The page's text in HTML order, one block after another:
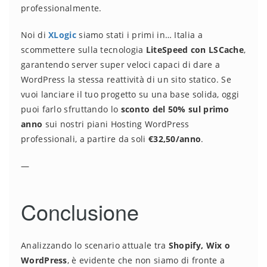
professionalmente.
Noi diXLogicsiamo stati i primi in… Italia a
scommettere sulla tecnologia LiteSpeed con LSCache,
garantendo server super veloci capaci di dare a
WordPress la stessa reattività di un sito statico. Se
vuoi lanciare il tuo progetto su una base solida, oggi
puoi farlo sfruttando lo sconto del 50% sul primo
anno sui nostri piani Hosting WordPress
professionali, a partire da soli €32,50/anno.
—
Conclusione
Analizzando lo scenario attuale tra Shopify, Wix o
WordPress, è evidente che non siamo di fronte a